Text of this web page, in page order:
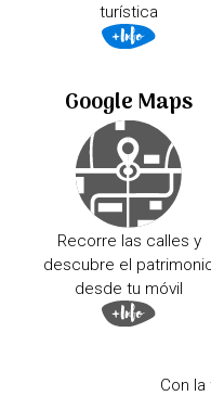
turística
Google Maps
Recorre las calles y
descubre el
desde tu móvil
Con